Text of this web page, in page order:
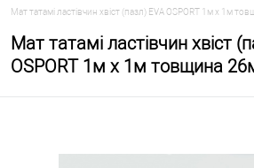
Мат татамі ластівчин хвіст (пазл) EVA OSPORT 1м х 1м
Мат татамі ластівчин хвіст
OSPORT 1м х 1м товщина